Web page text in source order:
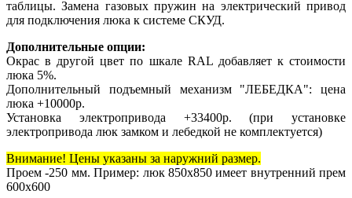
таблицы. Замена газовых пружин на электрический привод
для подключения люка к системе СКУД.
Дополнительные опции:
Окрас в другой цвет по шкале RAL добавляет к стоимости
люка 5%.
Дополнительный подъемный механизм "ЛЕБЕДКА": цена
люка +10000р.
Установка электропривода +33400р. (при установке
электропривода люк замком и лебедкой не комплектуется)
Внимание! Цены указаны за наружний размер.
Проем -250 мм. Пример: люк 850х850 имеет внутренний прем
600х600